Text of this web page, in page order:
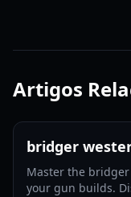
Artigos
bridger
Master the
your gun builds.